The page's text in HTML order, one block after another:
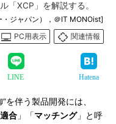
「XCP」を解説する。
ジャパン），＠IT MONOist]
PC用表示
関連情報
LINE Hatena
伴う製品開発には、
適合 」「マッチング」と呼